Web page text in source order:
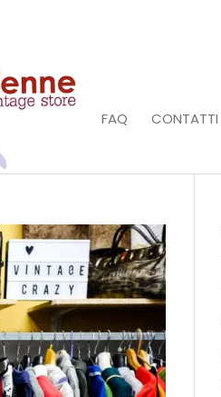
FAQ CONTATTI